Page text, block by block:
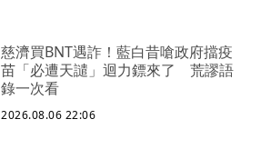
慈濟買BNT遇詐！藍白昔嗆政府擋疫
苗「必遭天譴」迴力鏢來了 荒謬語
錄一次看
2026.08.06 22:06